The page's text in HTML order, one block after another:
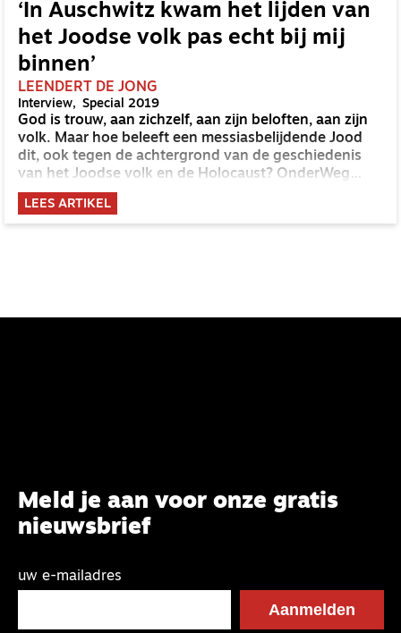
‘In Auschwitz kwam het lijden van
het Joodse volk pas echt bij mij
binnen’
LEENDERT DE JONG
Interview Special 2019
God is trouw, aan zichzelf, aan zijn beloften, aan zijn
volk. Maar hoe beleeft een messiasbelijdende Jood
dit, ook tegen de achtergrond van de geschiedenis
van het Joodse volk en de Holocaust? OnderWeg
gaat in gesprek met beeldend kunstenaar en schilder
Marc de Klijn.
LEES ARTIKEL
Meld je aan voor onze gratis
nieuwsbrief
uw e-mailadres